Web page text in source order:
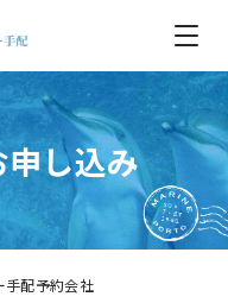
申し込み
手配予約会社